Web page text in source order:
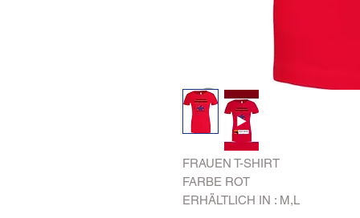
FRAUEN T-SHIRT
FARBE ROT
ERHÄLTLICH IN : M,L